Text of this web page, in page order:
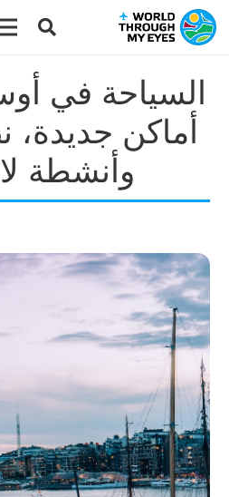
السياحة في
أماكن جديدة،
وأنشطة